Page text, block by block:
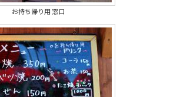
お持ち帰り用 窓口